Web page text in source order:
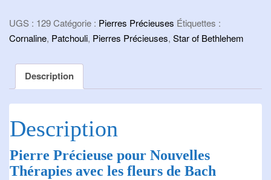
UGS : 129Catégorie : Pierres Précieuses Étiquettes :
Cornaline, Patchouli, Pierres Précieuses, Star of Bethlehem
Description
Description
Pierre Précieuse pour Nouvelles
Thérapies avec les fleurs de Bach